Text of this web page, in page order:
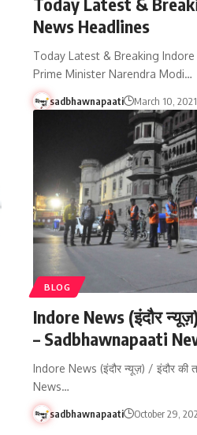
News Headlines
Today Latest & Breaking
Prime Minister Narendra Modi…
sadbhawnapaati March 10, 2021
BLOG
Indore News (इंदौर
– Sadbhawnapaati
Indore News (इंदौर न्यूज़) / इंदौर
News…
sadbhawnapaati October 29,